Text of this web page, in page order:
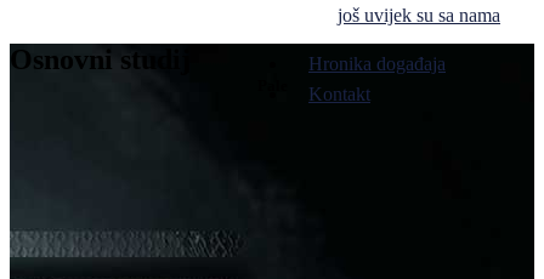
još uvijek su sa nama
Hronika događaja
Kontakt
Osnovni studij